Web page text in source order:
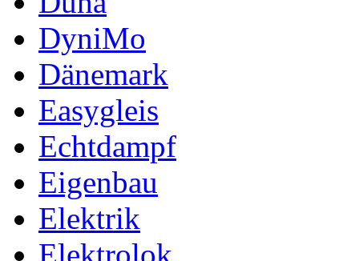
DyniMo
Dänemark
Easygleis
Echtdampf
Eigenbau
Elektrik
Elektrolok